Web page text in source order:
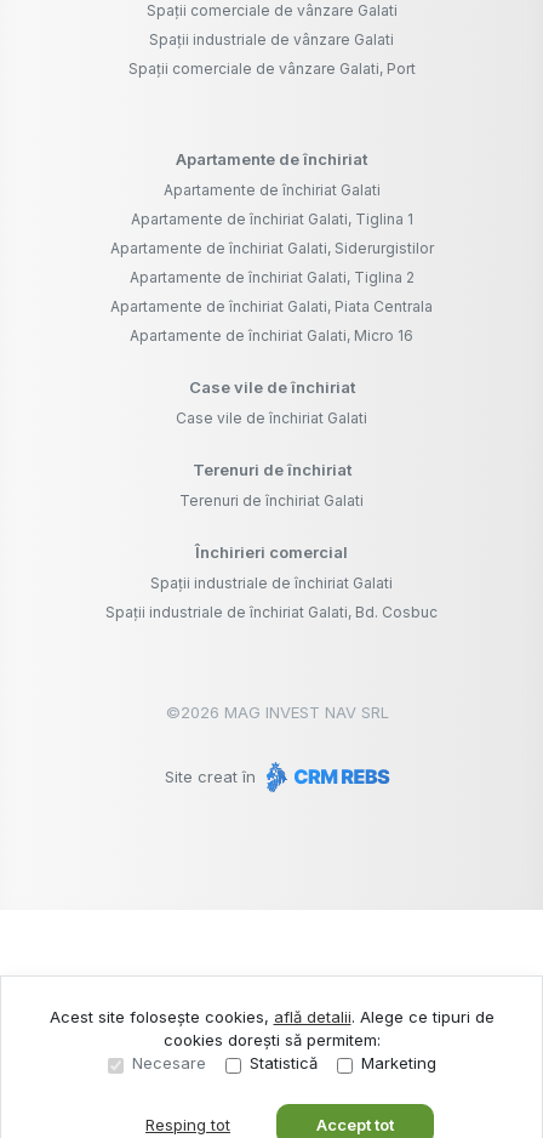
Spații comerciale de vânzare Galati
Spații industriale de vânzare Galati
Spații comerciale de vânzare Galati, Port
Apartamente de închiriat
Apartamente de închiriat Galati
Apartamente de închiriat Galati, Tiglina 1
Apartamente de închiriat Galati, Siderurgistilor
Apartamente de închiriat Galati, Tiglina 2
Apartamente de închiriat Galati, Piata Centrala
Apartamente de închiriat Galati, Micro 16
Case vile de închiriat
Case vile de închiriat Galati
Terenuri de închiriat
Terenuri de închiriat Galati
Închirieri comercial
Spații industriale de închiriat Galati
Spații industriale de închiriat Galati, Bd. Cosbuc
©2026 MAG INVEST NAV SRL
Site creat în
Acest site folosește cookies, află detalii. Alege ce tipuri de
cookies dorești să permitem:
Necesare
Statistică Marketing
Resping tot Accept tot